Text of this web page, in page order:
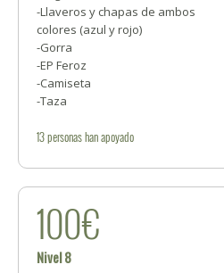
-Llaveros y chapas de ambos
colores (azul y rojo)
-Gorra
-EP Feroz
-Camiseta
-Taza
13personashan apoyado
100€
Nivel 8